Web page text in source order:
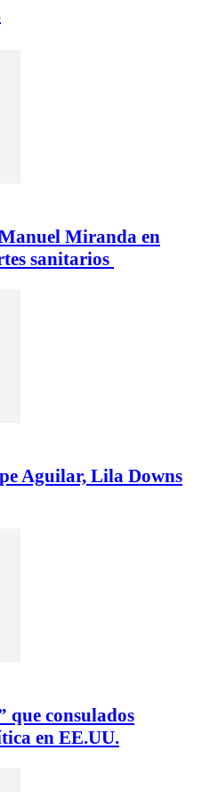
Miranda en
sanitarios
Aguilar, Lila Downs
que consulados
en EE.UU.